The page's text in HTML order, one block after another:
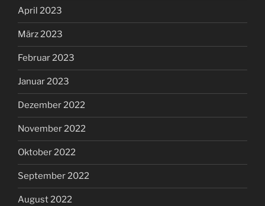
April 2023
März 2023
Februar 2023
Januar 2023
Dezember 2022
November 2022
Oktober 2022
September 2022
August 2022